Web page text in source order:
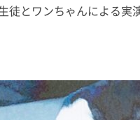
とワンちゃんによる実